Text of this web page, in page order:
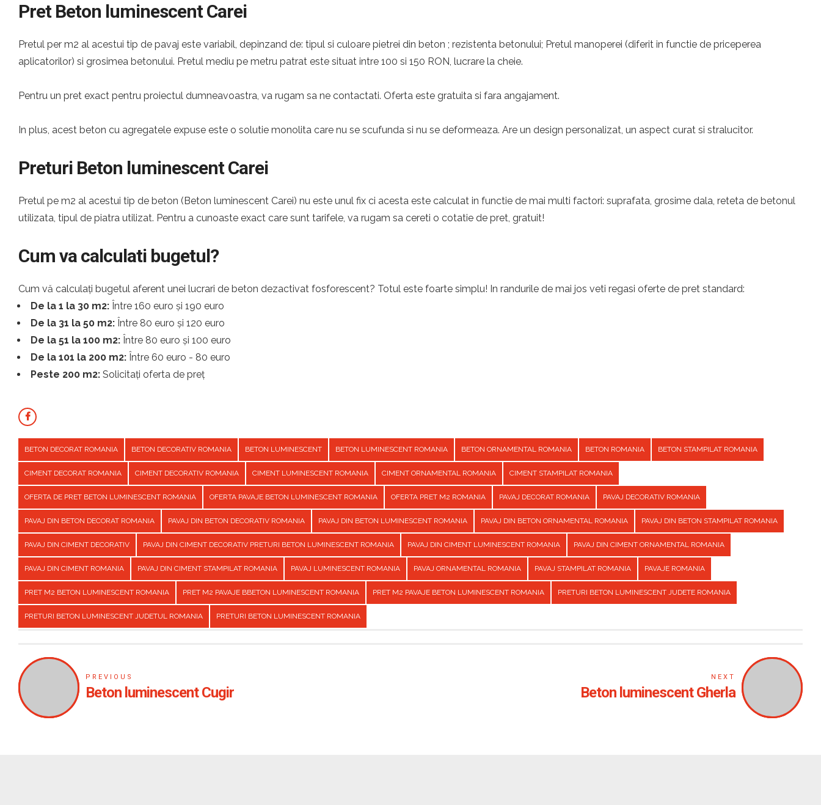
Pret Beton luminescent Carei
Pretul per m2 al acestui tip de pavaj este variabil, depinzand de: tipul si culoare pietrei din beton ; rezistenta betonului; Pretul manoperei (diferit in functie de priceperea
aplicatorilor) si grosimea betonului. Pretul mediu pe metru patrat este situat intre 100 si 150 RON, lucrare la cheie.
Pentru un pret exact pentru proiectul dumneavoastra, va rugam sa ne contactati. Oferta este gratuita si fara angajament.
In plus, acest beton cu agregatele expuse este o solutie monolita care nu se scufunda si nu se deformeaza. Are un design personalizat, un aspect curat si stralucitor.
Preturi Beton luminescent Carei
Pretul pe m2 al acestui tip de beton (Beton luminescent Carei) nu este unul fix ci acesta este calculat in functie de mai multi factori: suprafata, grosime dala, reteta de betonul
utilizata, tipul de piatra utilizat. Pentru a cunoaste exact care sunt tarifele, va rugam sa cereti o cotatie de pret, gratuit!
Cum va calculati bugetul?
Cum vă calculați bugetul aferent unei lucrari de beton dezactivat fosforescent? Totul este foarte simplu! In randurile de mai jos veti regasi oferte de pret standard:
De la 1 la 30 m2: Între 160 euro și 190 euro
De la 31 la 50 m2: Între 80 euro și 120 euro
De la 51 la 100 m2: Între 80 euro și 100 euro
De la 101 la 200 m2: Între 60 euro - 80 euro
Peste 200 m2: Solicitați oferta de preț
BETON DECORAT ROMANIA BETON DECORATIV ROMANIA BETON LUMINESCENT BETON LUMINESCENT ROMANIA BETON ORNAMENTAL ROMANIA BETON ROMANIA BETON STAMPILAT ROMANIA
CIMENT DECORAT ROMANIA CIMENT DECORATIV ROMANIA CIMENT LUMINESCENT ROMANIA CIMENT ORNAMENTAL ROMANIA CIMENT STAMPILAT ROMANIA
OFERTA DE PRET BETON LUMINESCENT ROMANIA OFERTA PAVAJE BETON LUMINESCENT ROMANIA OFERTA PRET M2 ROMANIA PAVAJ DECORAT ROMANIA PAVAJ DECORATIV ROMANIA
PAVAJ DIN BETON DECORAT ROMANIA PAVAJ DIN BETON DECORATIV ROMANIA PAVAJ DIN BETON LUMINESCENT ROMANIA PAVAJ DIN BETON ORNAMENTAL ROMANIA PAVAJ DIN BETON STAMPILAT ROMANIA
PAVAJ DIN CIMENT DECORATIV PAVAJ DIN CIMENT DECORATIV PRETURI BETON LUMINESCENT ROMANIA PAVAJ DIN CIMENT LUMINESCENT ROMANIA PAVAJ DIN CIMENT ORNAMENTAL ROMANIA
PAVAJ DIN CIMENT ROMANIA PAVAJ DIN CIMENT STAMPILAT ROMANIA PAVAJ LUMINESCENT ROMANIA PAVAJ ORNAMENTAL ROMANIA PAVAJ STAMPILAT ROMANIA PAVAJE ROMANIA
PRET M2 BETON LUMINESCENT ROMANIA PRET M2 PAVAJE BBETON LUMINESCENT ROMANIA PRET M2 PAVAJE BETON LUMINESCENT ROMANIA PRETURI BETON LUMINESCENT JUDETE ROMANIA
PRETURI BETON LUMINESCENT JUDETUL ROMANIA PRETURI BETON LUMINESCENT ROMANIA
PREVIOUS
Beton luminescent Cugir
NEXT
Beton luminescent Gherla